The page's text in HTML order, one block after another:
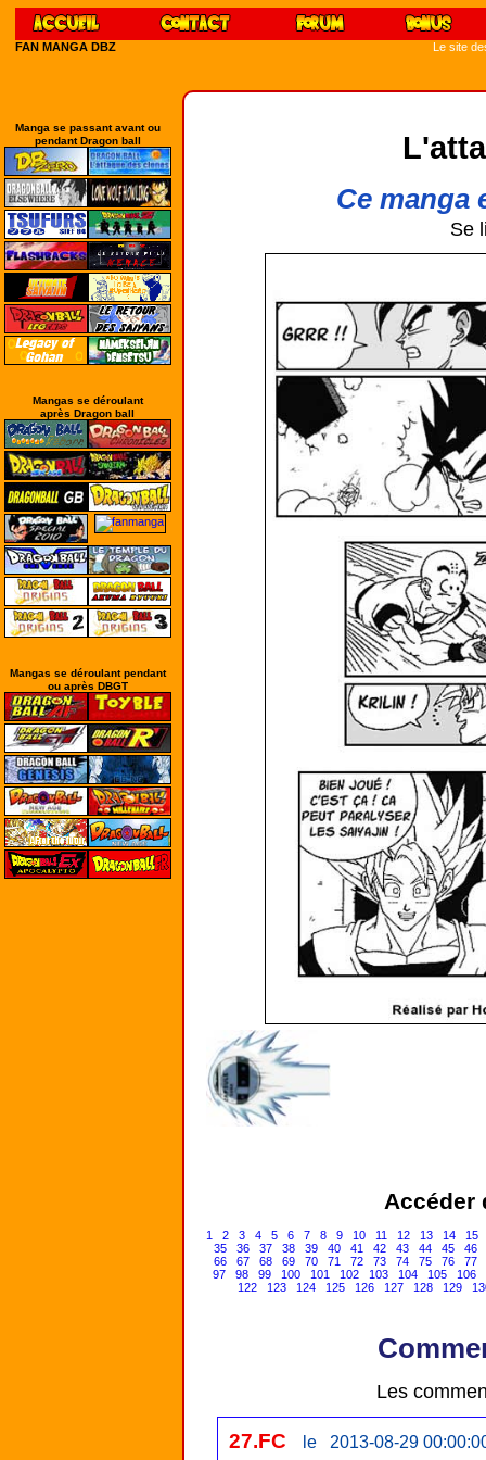
FAN MANGA DBZ Le site
Manga se passant avant ou
pendant Dragon ball
Mangas se déroulant
après Dragon ball
Mangas se déroulant pendant
ou après DBGT
Ce manga
Se
Accéder
1 2 3 4 5 6 7 8 9 10 11 12 13 14
15
35
36 37 38 39 40 41 42 43 44 45
46
66
67 68 69 70 71 72 73 74 75 76
77
97
98 99 100 101 102 103 104 105
106
122
123 124 125 126 127 128 129
Les
27.FC le 2013-08-29